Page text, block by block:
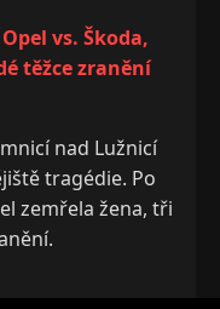
vs. Škoda,
těžce zranění
nad Lužnicí
tragédie. Po
zemřela žena, tři